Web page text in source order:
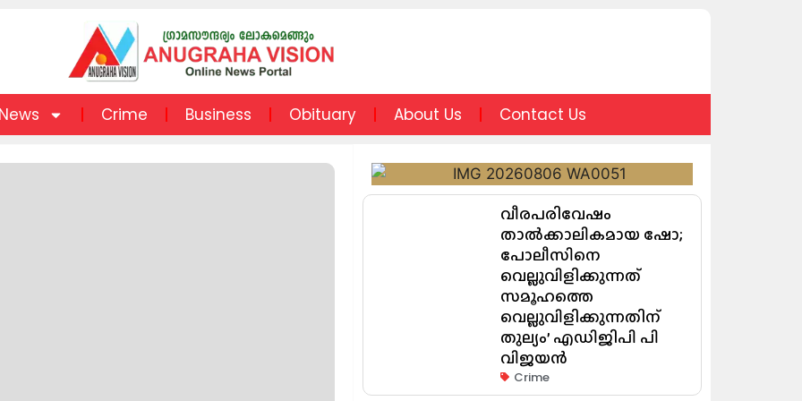
Crime Business Obituary About Us Contact Us
വീരപരിവേഷം
താൽക്കാലികമായ ഷോ;
പോലീസിനെ
വെല്ലുവിളിക്കുന്നത്
സമൂഹത്തെ
വെല്ലുവിളിക്കുന്നതിന്
തുല്യം’ എഡിജിപി പി
വിജയൻ
Crime